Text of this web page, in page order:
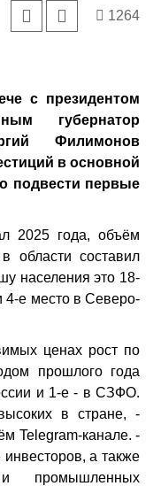
1264
с президентом
губернатор
Филимонов
в основной
подвести первые
2025 года, объём
области составил
населения это 18-
4-е место в Северо-
ценах рост по
прошлого года
и 1-е - в СЗФО.
в стране, -
Telegram-канале. -
а также
и промышленных